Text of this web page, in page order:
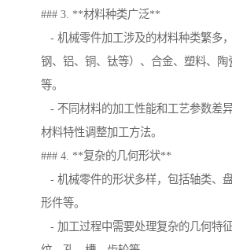
### 3. **材料种类广泛**
- 机械零件加工涉及的材料种类繁多
钢、铝、铜、钛等）、合金、塑料、陶
等。
- 不同材料的加工性能和工艺参数差
材料特性调整加工方法。
### 4. **复杂的几何形状**
- 机械零件的形状多样，包括轴类、
形件等。
- 加工过程中需要处理复杂的几何特